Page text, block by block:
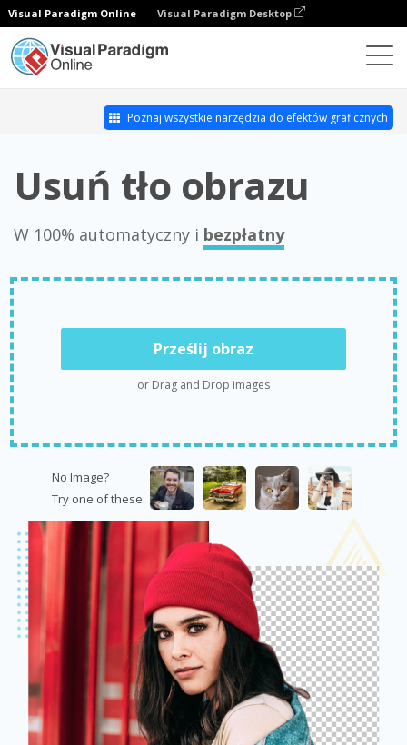
Visual Paradigm Online Visual Paradigm Desktop
Poznaj wszystkie narzędzia do efektów graficznych
Usuń tło obrazu
W 100% automatyczny i bezpłatny
Prześlij obraz
or Drag and Drop images
No Image?
Try one of these: